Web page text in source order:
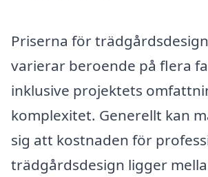
Priserna för
varierar beroende på flera
inklusive projektets
komplexitet. Generellt kan
sig att kostnaden för
trädgårdsdesign ligger